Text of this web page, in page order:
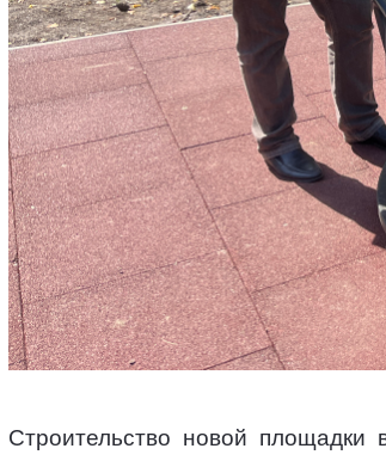
Строительство новой площадки